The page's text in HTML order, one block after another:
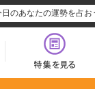
日のあなたの運勢を占お